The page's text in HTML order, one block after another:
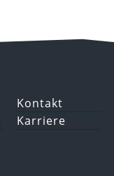
Kontakt
Karriere